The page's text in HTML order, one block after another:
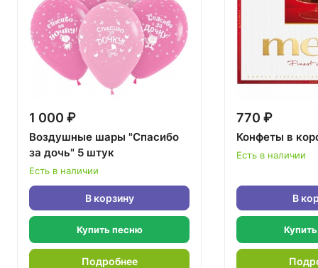
1 000 ₽
Воздушные шары "Спасибо
за дочь" 5 штук
Есть в наличии
В корзину
Купить песню
Подробнее
770 ₽
Конфеты в
Есть в наличии
В